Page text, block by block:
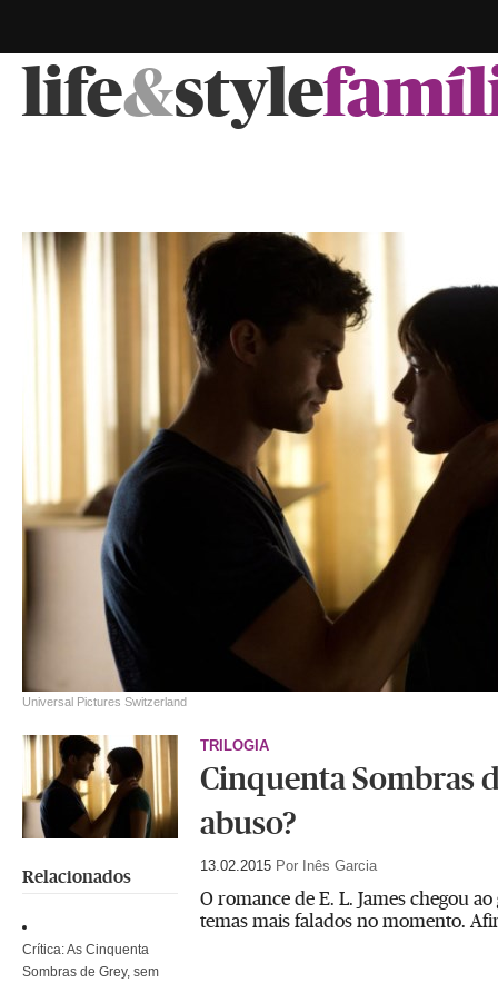
life&style
Universal Pictures Switzerland
TRILOGIA
Cinquenta Sombras
abuso?
13.02.2015 Por Inês Garcia
O romance de E. L. James chegou
temas mais falados no momento.
Relacionados
Crítica: As Cinquenta
Sombras de Grey, sem